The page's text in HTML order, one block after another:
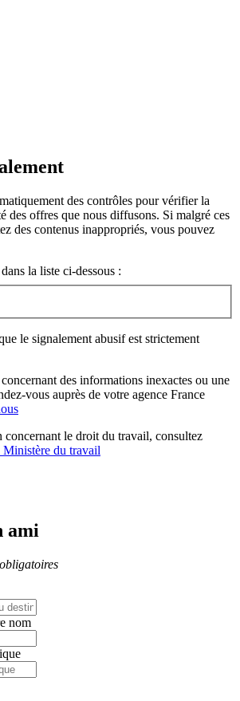
des contrôles pour vérifier la
des offres que nous diffusons. Si malgré ces
des contenus inappropriés, vous pouvez
la liste ci-dessous :
le signalement abusif est strictement
des informations inexactes ou une
vous auprès de votre agence France
concernant le droit du travail, consultez
Ministère du travail
ami
nom